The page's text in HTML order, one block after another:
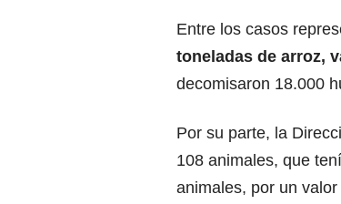
Entre los casos
toneladas de arroz,
decomisaron 18.000
Por su parte, la
108 animales, que
animales, por un